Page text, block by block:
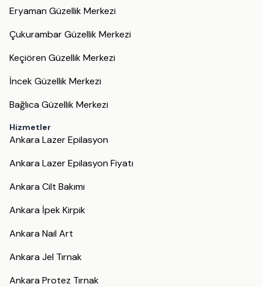
Eryaman Güzellik Merkezi
Çukurambar Güzellik Merkezi
Keçiören Güzellik Merkezi
İncek Güzellik Merkezi
Bağlıca Güzellik Merkezi
Hizmetler
Ankara Lazer Epilasyon
Ankara Lazer Epilasyon Fiyatı
Ankara Cilt Bakımı
Ankara İpek Kirpik
Ankara Nail Art
Ankara Jel Tırnak
Ankara Protez Tırnak